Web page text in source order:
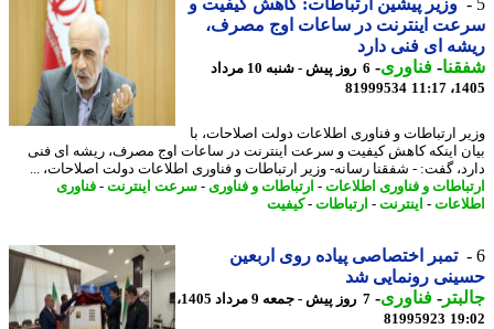
اینترنت در ساعات اوج مصرف،
ای فنی دارد
-فناوری-
6 روز پیش - شنبه 10 مرداد
81999534
ارتباطات و فناوری اطلاعات دولت اصلاحات، با
اینکه کاهش کیفیت و سرعت اینترنت در ساعات اوج مصرف، ریشه ای فنی
گفت: - شفقنا رسانه- وزیر ارتباطات و فناوری اطلاعات دولت اصلاحات، ...
و فناوری اطلاعات-ارتباطات و فناوری- سرعت اینترنت-فناوری
-اینترنت-ارتباطات-کیفیت
تمبر اختصاصی پیاده روی اربعین
رونمایی شد
-فناوری-
7 روز پیش - جمعه 9 مرداد 1405،
81995923